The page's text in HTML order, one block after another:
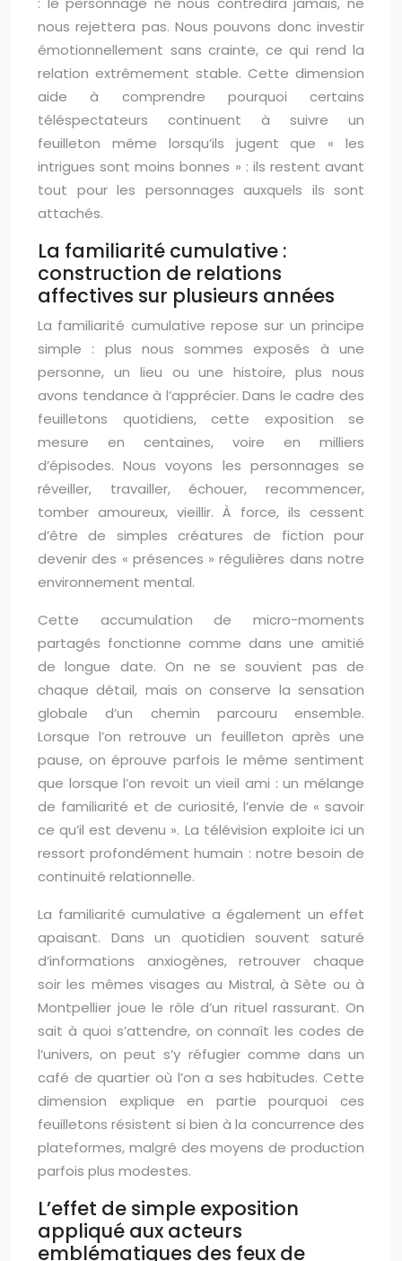
nous rejettera pas. Nous pouvons donc investir
émotionnellement sans crainte, ce qui rend la
relation extrêmement stable. Cette dimension
aide à comprendre pourquoi certains
téléspectateurs continuent à suivre un
feuilleton même lorsqu’ils jugent que « les
intrigues sont moins bonnes » : ils restent avant
tout pour les personnages auxquels ils sont
attachés.
La familiarité cumulative :
construction de relations
affectives sur plusieurs années
La familiarité cumulative repose sur un principe
simple : plus nous sommes exposés à une
personne, un lieu ou une histoire, plus nous
avons tendance à l’apprécier. Dans le cadre des
feuilletons quotidiens, cette exposition se
mesure en centaines, voire en milliers
d’épisodes. Nous voyons les personnages se
réveiller, travailler, échouer, recommencer,
tomber amoureux, vieillir. À force, ils cessent
d’être de simples créatures de fiction pour
devenir des « présences » régulières dans notre
environnement mental.
Cette accumulation de micro-moments
partagés fonctionne comme dans une amitié
de longue date. On ne se souvient pas de
chaque détail, mais on conserve la sensation
globale d’un chemin parcouru ensemble.
Lorsque l’on retrouve un feuilleton après une
pause, on éprouve parfois le même sentiment
que lorsque l’on revoit un vieil ami : un mélange
de familiarité et de curiosité, l’envie de « savoir
ce qu’il est devenu ». La télévision exploite ici un
ressort profondément humain : notre besoin de
continuité relationnelle.
La familiarité cumulative a également un effet
apaisant. Dans un quotidien souvent saturé
d’informations anxiogènes, retrouver chaque
soir les mêmes visages au Mistral, à Sète ou à
Montpellier joue le rôle d’un rituel rassurant. On
sait à quoi s’attendre, on connaît les codes de
l’univers, on peut s’y réfugier comme dans un
café de quartier où l’on a ses habitudes. Cette
dimension explique en partie pourquoi ces
feuilletons résistent si bien à la concurrence des
plateformes, malgré des moyens de production
parfois plus modestes.
L’effet de simple exposition
appliqué aux acteurs
emblématiques des feux de